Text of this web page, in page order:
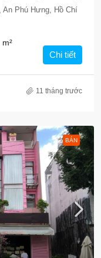
An Phú Hưng, Hồ Chí
m²
Chi tiết
11 tháng trước
BÁN